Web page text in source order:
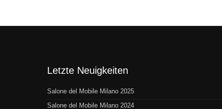
Letzte Neuigkeiten
Salone del Mobile Milano 2025
Salone del Mobile Milano 2024